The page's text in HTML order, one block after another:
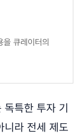
을 큐레이터의
독특한 투자 기
니라 전세 제도